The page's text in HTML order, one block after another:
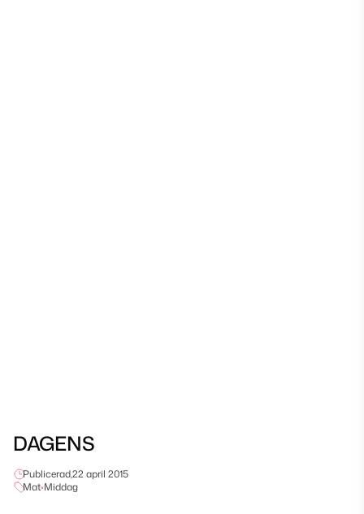
DAGENS
Publicerad,22 april 2015
Mat•Middag